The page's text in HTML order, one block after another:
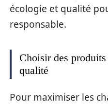
écologie et qualité
responsable.
Choisir des
qualité
Pour maximiser les